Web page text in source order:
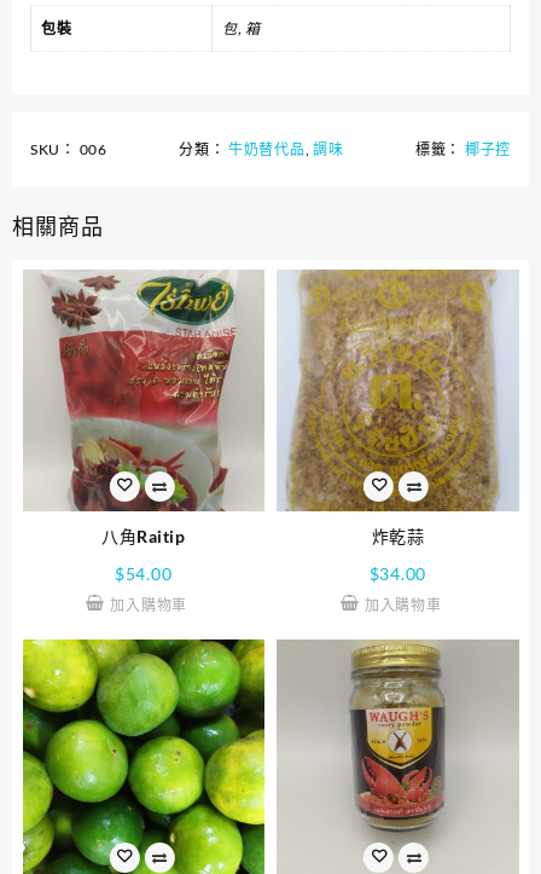
包裝 包, 箱
SKU： 006 分類：牛奶替代品 調味 標籤： 椰子控
相關商品
八角Raitip
$54.00
加入購物車
炸乾蒜
$34.00
加入購物車